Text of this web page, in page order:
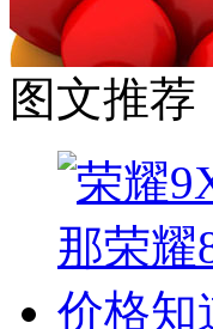
图文推荐